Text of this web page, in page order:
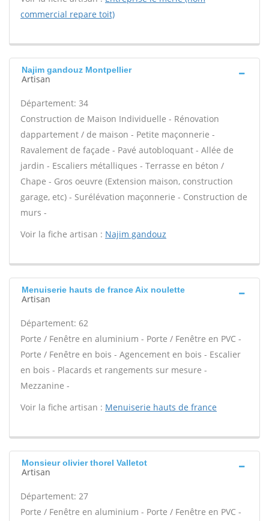
commercial repare toit)
Najim gandouz Montpellier
Artisan
Département: 34
Construction de Maison Individuelle - Rénovation
dappartement / de maison - Petite maçonnerie -
Ravalement de façade - Pavé autobloquant - Allée de
jardin - Escaliers métalliques - Terrasse en béton /
Chape - Gros oeuvre (Extension maison, construction
garage, etc) - Surélévation maçonnerie - Construction de
murs -
Voir la fiche artisan : Najim gandouz
Menuiserie hauts de france Aix noulette
Artisan
Département: 62
Porte / Fenêtre en aluminium - Porte / Fenêtre en PVC -
Porte / Fenêtre en bois - Agencement en bois - Escalier
en bois - Placards et rangements sur mesure -
Mezzanine -
Voir la fiche artisan : Menuiserie hauts de france
Monsieur olivier thorel Valletot
Artisan
Département: 27
Porte / Fenêtre en aluminium - Porte / Fenêtre en PVC -